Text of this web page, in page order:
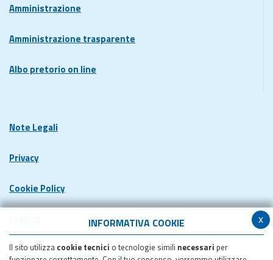
x
INFORMATIVA COOKIE
Il sito utilizza cookie tecnici o tecnologie simili necessari per
Amministrazione
Amministrazione trasparente
Albo pretorio on line
Note Legali
Privacy
Cookie Policy
Dichiarazione di accessibilita'